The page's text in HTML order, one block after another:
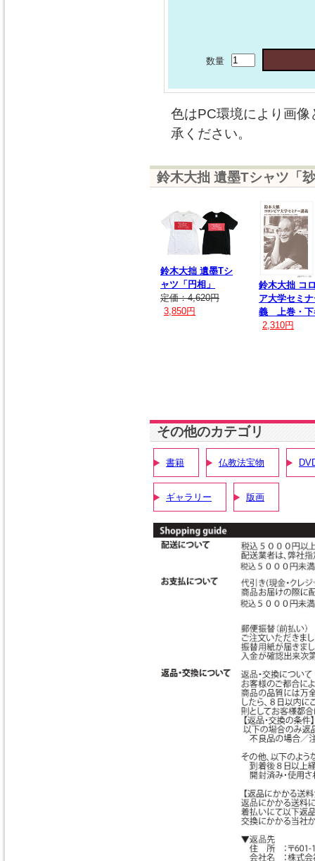
数量
色はPC環境により画
承ください。
鈴木大拙 遺墨Tシャツ「
鈴木大拙 遺墨Tシ
ャツ「円相」
定価：4,620円
3,850円
鈴木大拙 コ
ア大学セミ
義 上巻・下
2,310円
その他のカテゴリ
書籍 仏教法宝物
ギャラリー 版画